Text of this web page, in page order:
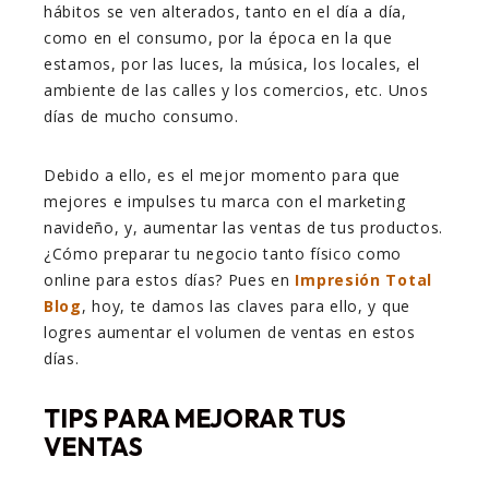
hábitos se ven alterados, tanto en el día a día,
como en el consumo, por la época en la que
estamos, por las luces, la música, los locales, el
ambiente de las calles y los comercios, etc. Unos
días de mucho consumo.
Debido a ello, es el mejor momento para que
mejores e impulses tu marca con el marketing
navideño, y, aumentar las ventas de tus productos.
¿Cómo preparar tu negocio tanto físico como
online para estos días? Pues en Impresión Total
Blog, hoy, te damos las claves para ello, y que
logres aumentar el volumen de ventas en estos
días.
TIPS PARA MEJORAR TUS
VENTAS